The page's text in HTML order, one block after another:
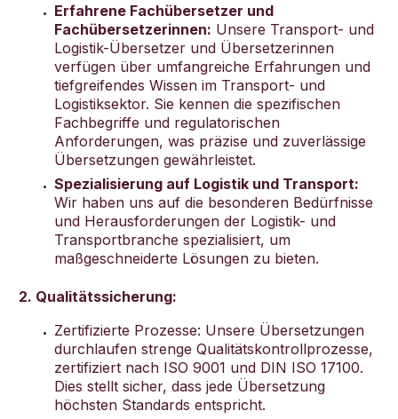
Erfahrene Fachübersetzer und
Fachübersetzerinnen: Unsere Transport- und
Logistik-Übersetzer und Übersetzerinnen
verfügen über umfangreiche Erfahrungen und
tiefgreifendes Wissen im Transport- und
Logistiksektor. Sie kennen die spezifischen
Fachbegriffe und regulatorischen
Anforderungen, was präzise und zuverlässige
Übersetzungen gewährleistet.
Spezialisierung auf Logistik und Transport:
Wir haben uns auf die besonderen Bedürfnisse
und Herausforderungen der Logistik- und
Transportbranche spezialisiert, um
maßgeschneiderte Lösungen zu bieten.
2. Qualitätssicherung:
Zertifizierte Prozesse: Unsere Übersetzungen
durchlaufen strenge Qualitätskontrollprozesse,
zertifiziert nach ISO 9001 und DIN ISO 17100.
Dies stellt sicher, dass jede Übersetzung
höchsten Standards entspricht.